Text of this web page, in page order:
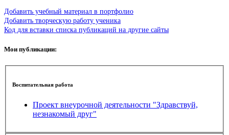
Добавить учебный материал в портфолио
Добавить творческую работу ученика
Код для вставки списка публикаций на другие сайты
Мои публикации:
Воспитательная работа
Проект внеурочной деятельности "Здравствуй,
незнакомый друг"